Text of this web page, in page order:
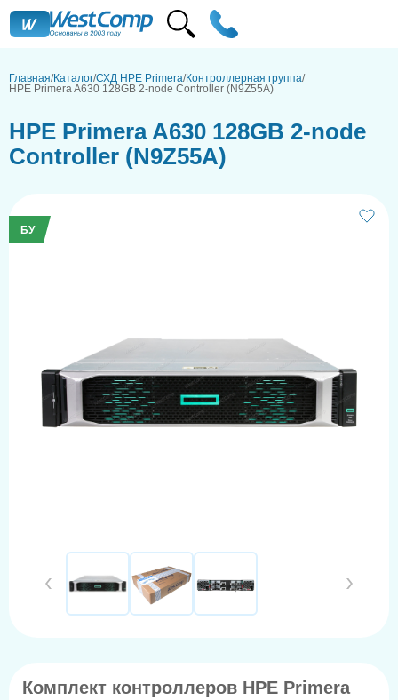
Главная Каталог СХД HPE Primera Контроллерная группа
HPE Primera A630 128GB 2-node Controller (N9Z55A)
HPE Primera A630 128GB 2-node
Controller (N9Z55A)
БУ
Комплект контроллеров HPE Primera